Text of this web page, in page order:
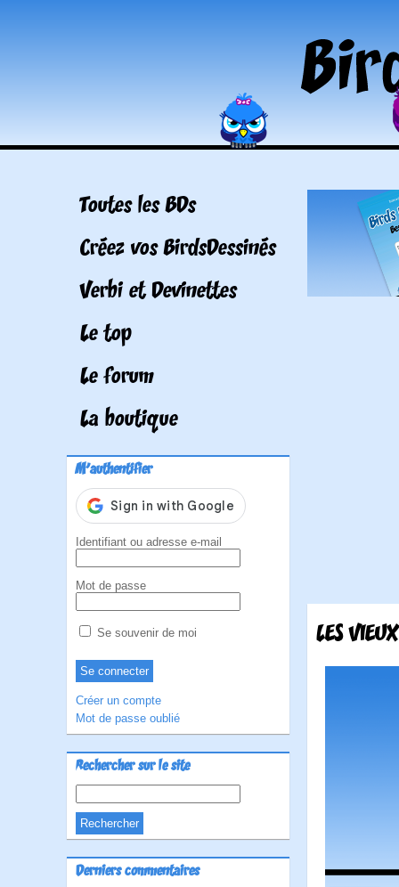
Toutes les BDs
Créez vos BirdsDessinés
Verbi et Devinettes
Le top
Le forum
La boutique
M'authentifier
Identifiant ou adresse e-mail
Mot de passe
Se souvenir de moi
Créer un compte
Mot de passe oublié
Rechercher sur le site
Derniers commentaires
LES